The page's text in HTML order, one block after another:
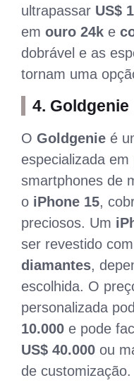
ultrapassar US$
em ouro 24k e
dobrável e as
tornam uma
4. Goldgenie
O Goldgenie é
especializada em
smartphones de
o iPhone 15,
preciosos. Um
ser revestido com
diamantes,
escolhida. O
personalizada
10.000 e pode
US$ 40.000 ou
de customização.